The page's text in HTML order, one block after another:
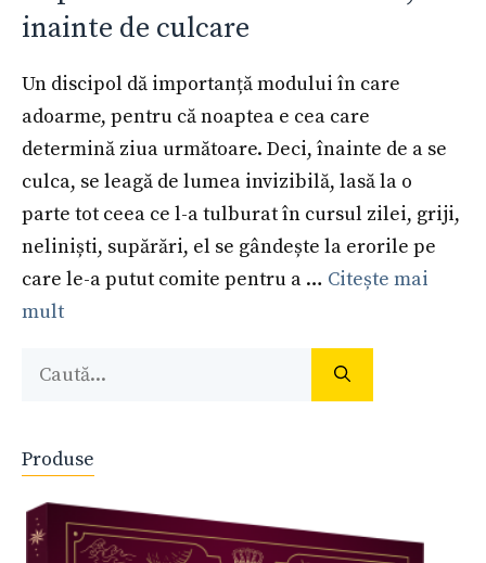
inainte de culcare
Un discipol dă importanță modului în care
adoarme, pentru că noaptea e cea care
determină ziua următoare. Deci, înainte de a se
culca, se leagă de lumea invizibilă, lasă la o
parte tot ceea ce l-a tulburat în cursul zilei, griji,
neliniști, supărări, el se gândește la erorile pe
care le-a putut comite pentru a … Citește mai
mult
Caută
Produse